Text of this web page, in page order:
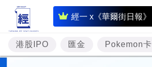
經一 x《華爾街日報》
即
時
財
經
港股IPO 匯金 Pokemon卡